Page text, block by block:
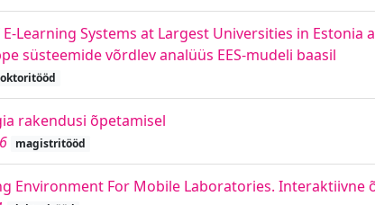
Learning Systems at Largest Universities in Estonia
süsteemide võrdlev analüüs EES-mudeli baasil
rakendusi õpetamisel
magistritööd
Environment For Mobile Laboratories.